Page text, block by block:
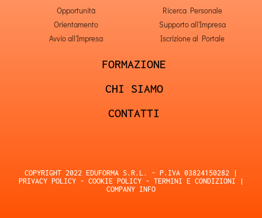
Opportunità
Orientamento
Avvio all'Impresa
Ricerca Personale
Supporto all'Impresa
Iscrizione al Portale
FORMAZIONE
CHI SIAMO
CONTATTI
COPYRIGHT 2022 EDUFORMA S.R.L. - P.IVA 03824150282 |
PRIVACY POLICY- COOKIE POLICY- TERMINI E CONDIZIONI |
COMPANY INFO